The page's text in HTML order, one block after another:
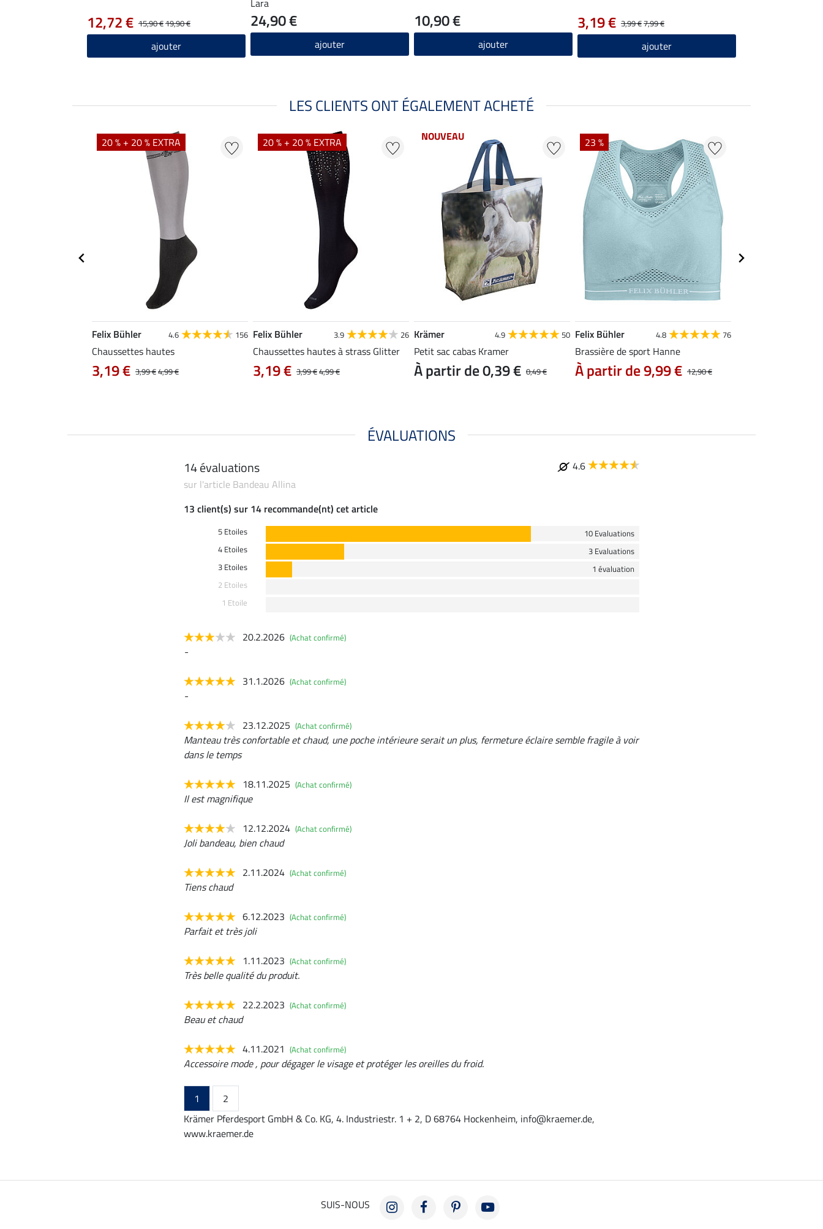
15,90 €19,90 €
12,72 €
ajouter
Lara
24,90 €
ajouter
10,90 €
ajouter
3,99 €7,99 €
3,19 €
ajouter
LES CLIENTS ONT ÉGALEMENT ACHETÉ
20 % + 20 % EXTRA
Felix Bühler 4.6 156
Chaussettes hautes
3,99 €4,99 €
3,19 €
20 % + 20 % EXTRA
Felix Bühler 3.9 26
Chaussettes hautes à strass Glitter
3,99 €4,99 €
3,19 €
NOUVEAU
Krämer 4.9 50
Petit sac cabas Kramer
0,49 €
À partir de 0,39 €
23 %
Felix Bühler 4.8 76
Brassière de sport Hanne
12,90 €
À partir de 9,99 €
ÉVALUATIONS
14 évaluations
4.6
sur l'article Bandeau Allina
13 client(s) sur 14 recommande(nt) cet article
5 Etoiles
10 Evaluations
4 Etoiles
3 Evaluations
3 Etoiles
1 évaluation
2 Etoiles
1 Etoile
20.2.2026 (Achat confirmé)
-
31.1.2026 (Achat confirmé)
-
23.12.2025 (Achat confirmé)
Manteau très confortable et chaud, une poche intérieure serait un plus, fermeture éclaire semble fragile à voir
dans le temps
18.11.2025 (Achat confirmé)
Il est magnifique
12.12.2024 (Achat confirmé)
Joli bandeau, bien chaud
2.11.2024 (Achat confirmé)
Tiens chaud
6.12.2023 (Achat confirmé)
Parfait et très joli
1.11.2023 (Achat confirmé)
Très belle qualité du produit.
22.2.2023 (Achat confirmé)
Beau et chaud
4.11.2021 (Achat confirmé)
Accessoire mode , pour dégager le visage et protéger les oreilles du froid.
1
2
Krämer Pferdesport GmbH & Co. KG, 4. Industriestr. 1 + 2, D 68764 Hockenheim, info@kraemer.de,
www.kraemer.de
SUIS-NOUS